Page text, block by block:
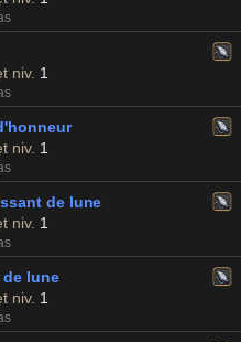
niv. 1
niv. 1
de lune
niv. 1
lune
niv. 1